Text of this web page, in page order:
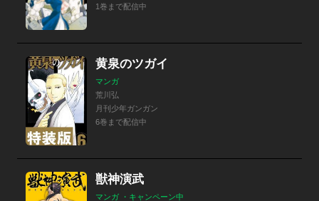
1巻まで配信中
黄泉のツガイ
マンガ
荒川弘
月刊少年ガンガン
6巻まで配信中
獣神演武
マンガ ・キャンペーン中